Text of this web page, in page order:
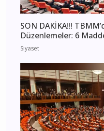
SON DAKİKA!!!
Düzenlemeler: 6
Siyaset